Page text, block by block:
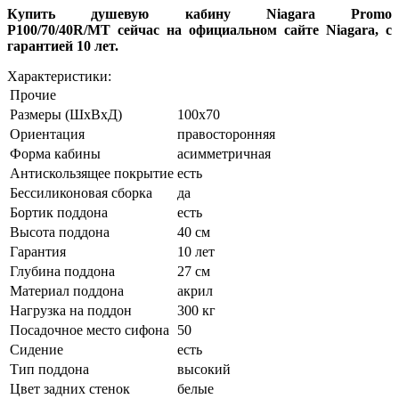
Купить душевую кабину Niagara Promo
P100/70/40R/MT сейчас на официальном сайте Niagara, с
гарантией 10 лет.
Характеристики:
Прочие
Размеры (ШхВхД)
100x70
Ориентация
правосторонняя
Форма кабины
асимметричная
Антискользящее покрытие есть
Беcсиликоновая сборка
да
Бортик поддона
есть
Высота поддона
40 см
Гарантия
10 лет
Глубина поддона
27 см
Материал поддона
акрил
Нагрузка на поддон
300 кг
Посадочное место сифона
50
Сидение
есть
Тип поддона
высокий
Цвет задних стенок
белые